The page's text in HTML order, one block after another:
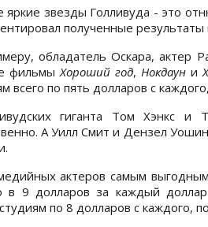
звезды Голливуда - это
полученные
обладатель Оскара, актер
фильмы Хороший год, Нокдауни
всего по пять долларов с
гиганта Том Хэнкс
А Уилл Смит и Дензел
актеров самым
в 9 долларов за каждый
по 8 долларов с каждого,